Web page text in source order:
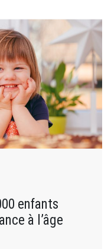
enfants
à l’âge